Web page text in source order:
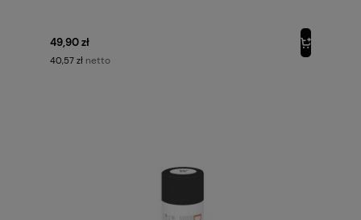
49,90 zł
40,57 zł netto